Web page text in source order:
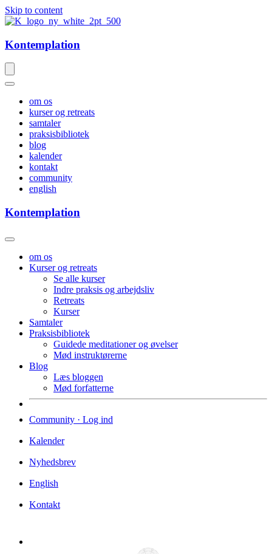
Skip to content
Kontemplation
om os
kurser og retreats
samtaler
praksisbibliotek
blog
kalender
kontakt
community
english
Kontemplation
om os
Kurser og retreats
Se alle kurser
Indre praksis og arbejdsliv
Retreats
Kurser
Samtaler
Praksisbibliotek
Guidede meditationer og øvelser
Mød instruktørerne
Blog
Læs bloggen
Mød forfatterne
Community · Log ind
Kalender
Nyhedsbrev
English
Kontakt